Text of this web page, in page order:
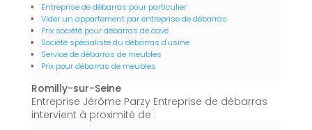
Entreprise de débarras pour particulier
Vider un appartement par entreprise de débarras
Prix société pour débarras de cave
Société spécialiste du débarras d'usine
Service de débarras de meubles
Prix pour débarras de meubles
Romilly-sur-Seine
Entreprise Jérôme Parzy Entreprise de débarras
intervient à proximité de :